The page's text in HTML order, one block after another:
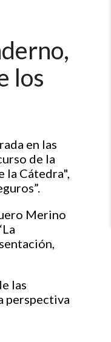
los
en las
de la
la Cátedra",
.
Merino
las
perspectiva